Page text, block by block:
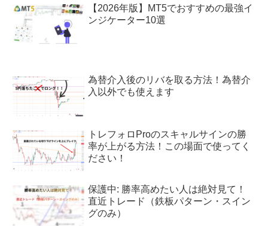
【2026年版】MT5でおすすめの最強イ
ンジケーター10選
為替介入後のリバを取る方法！為替介
入以外でも使えます
トレフォロProのスキャルサインの勝
率が上がる方法！この場面で使ってく
ださい！
保護中: 勝率高めたい人は絶対見て！
直近トレード（鉄板パターン・スイン
グのみ）